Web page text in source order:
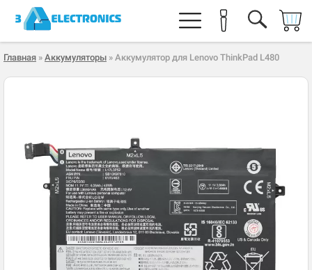
Главная » Аккумуляторы » Аккумулятор для Lenovo ThinkPad L480